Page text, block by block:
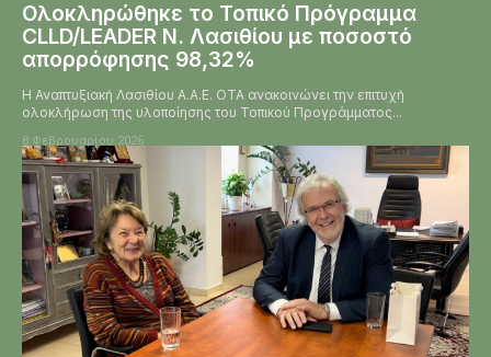
Ολοκληρώθηκε το Τοπικό Πρόγραμμα
CLLD/LEADER Ν. Λασιθίου με ποσοστό
απορρόφησης 98,32%
Η Αναπτυξιακή Λασιθίου Α.Α.Ε. ΟΤΑ ανακοινώνει την επιτυχή
ολοκλήρωση της υλοποίησης του Τοπικού Προγράμματος...
8 Φεβρουαρίου 2026